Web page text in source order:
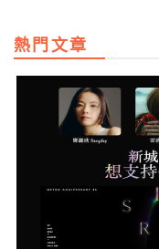
熱門文章